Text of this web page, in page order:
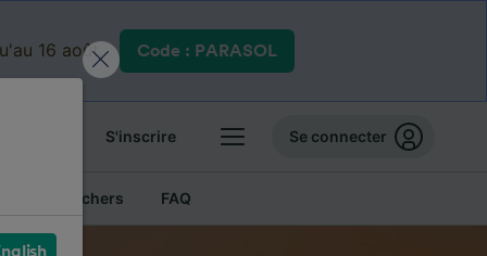
16 août. Code : PARASOL
S'inscrire Se connecter
Billets pas chers FAQ